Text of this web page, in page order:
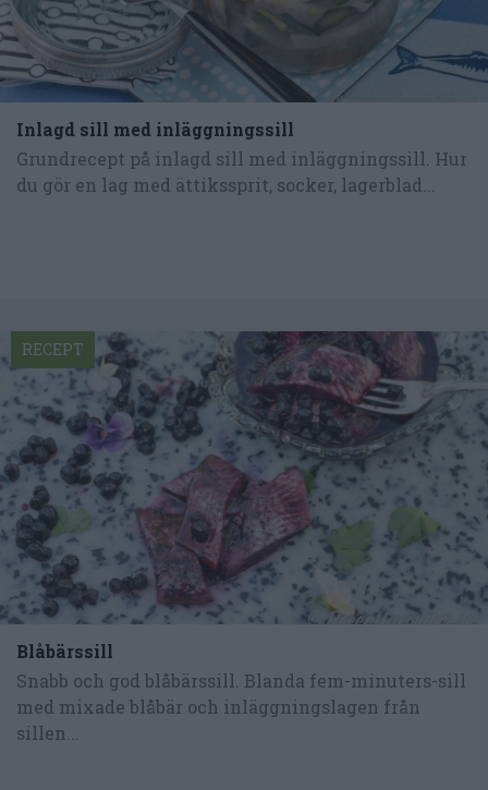
Inlagd sill med inläggningssill
Grundrecept på inlagd sill med inläggningssill. Hur
du gör en lag med ättikssprit, socker, lagerblad...
Blåbärssill
Snabb och god blåbärssill. Blanda fem-minuters-sill
med mixade blåbär och inläggningslagen från
sillen...
RECEPT